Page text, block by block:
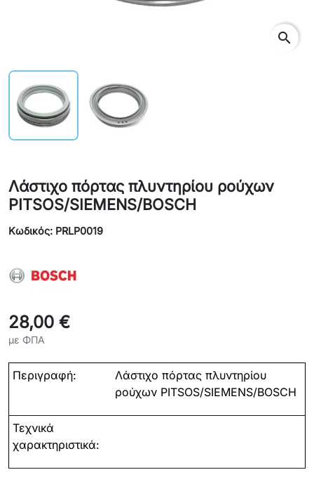
search
Λάστιχο πόρτας πλυντηρίου ρούχων
PITSOS/SIEMENS/BOSCH
Κωδικός: PRLP0019
28,00 €
με ΦΠΑ
Περιγραφή:
Λάστιχο πόρτας πλυντηρίου
ρούχων PITSOS/SIEMENS/BOSCH
Τεχνικά
χαρακτηριστικά: